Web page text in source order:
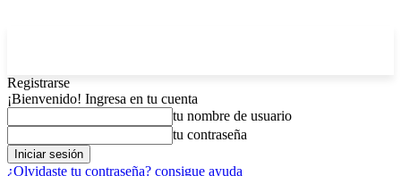
Registrarse
¡Bienvenido! Ingresa en tu cuenta
tu nombre de usuario
tu contraseña
¿Olvidaste tu contraseña? consigue ayuda